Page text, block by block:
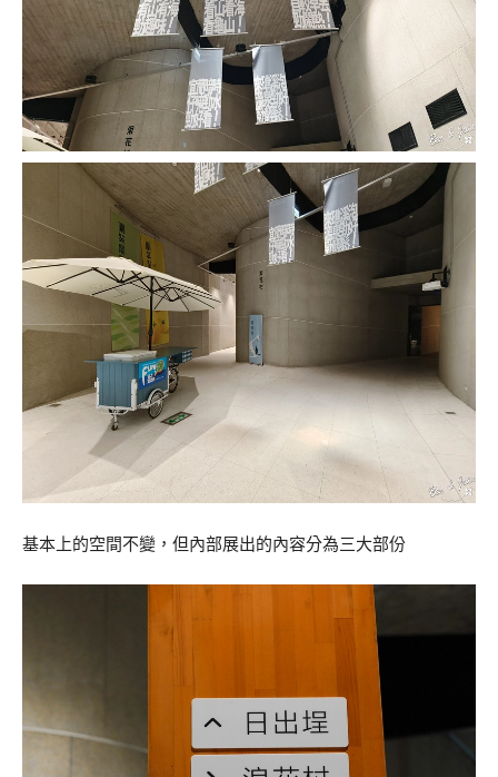
基本上的空間不變，但內部展出的內容分為三大部份